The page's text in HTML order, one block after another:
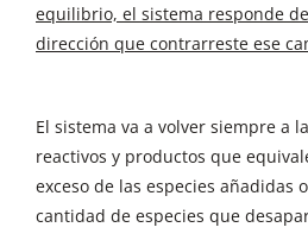
equilibrio, el sistema responde
dirección que contrarreste ese
El sistema va a volver siempre a
reactivos y productos que
exceso de las especies añadidas
cantidad de especies que